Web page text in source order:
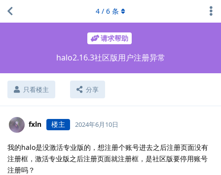
请求帮助
halo2.16.3社区版用户注册异常
只看楼主 分享
4 / 6 条
fxln 楼主 2024年6月10日
我的halo是没激活专业版的，想注册个账号进去之后注册页面没有
注册框，激活专业版之后注册页面就注册框，是社区版要停用账号
注册吗？